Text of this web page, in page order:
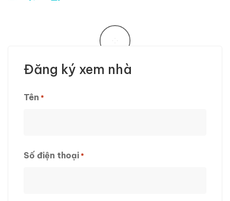
PHÒNG TRỌ GẦN IUH – NỘI THẤT CƠ BẢN Ở LIỀN
NGAY ĐƯỜNG LÊ ĐỨC THỌ